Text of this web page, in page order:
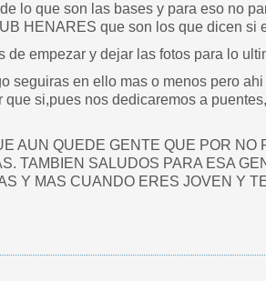
lo que son las bases y para eso no
HENARES que son los que dicen si
empezar y dejar las fotos para lo
seguiras en ello mas o menos pero
si,pues nos dedicaremos a
AUN QUEDE GENTE QUE POR NO
TAMBIEN SALUDOS PARA ESA
Y MAS CUANDO ERES JOVEN Y